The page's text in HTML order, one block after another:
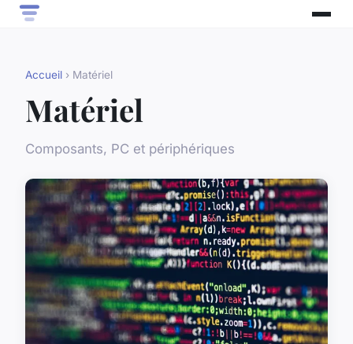
Accueil › Matériel
Matériel
Composants, PC et périphériques